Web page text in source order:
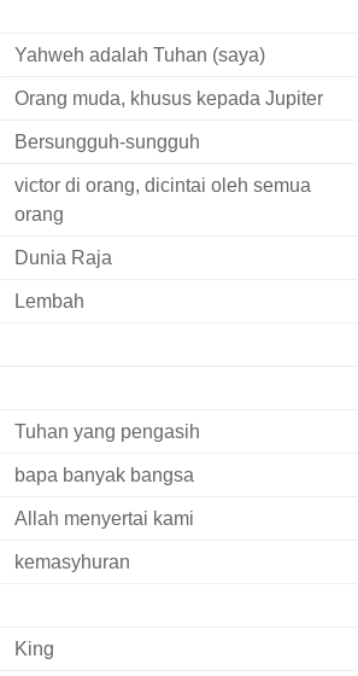
Yahweh adalah Tuhan (saya)
Orang muda, khusus kepada Jupiter
Bersungguh-sungguh
victor di orang, dicintai oleh semua
orang
Dunia Raja
Lembah
Tuhan yang pengasih
bapa banyak bangsa
Allah menyertai kami
kemasyhuran
King